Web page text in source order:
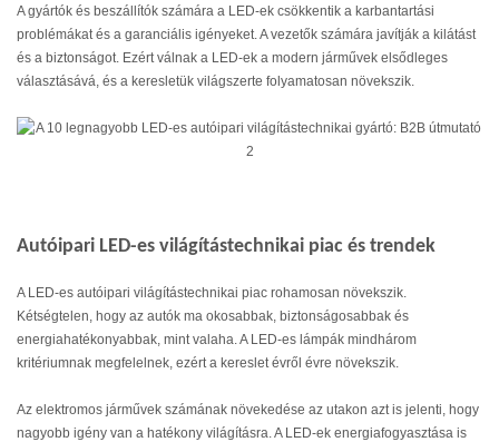
A gyártók és beszállítók számára a LED-ek csökkentik a karbantartási
problémákat és a garanciális igényeket. A vezetők számára javítják a kilátást
és a biztonságot. Ezért válnak a LED-ek a modern járművek elsődleges
választásává, és a keresletük világszerte folyamatosan növekszik.
Autóipari LED-es világítástechnikai piac és trendek
A LED-es autóipari világítástechnikai piac rohamosan növekszik.
Kétségtelen, hogy az autók ma okosabbak, biztonságosabbak és
energiahatékonyabbak, mint valaha. A LED-es lámpák mindhárom
kritériumnak megfelelnek, ezért a kereslet évről évre növekszik.
Az elektromos járművek számának növekedése az utakon azt is jelenti, hogy
nagyobb igény van a hatékony világításra. A LED-ek energiafogyasztása is